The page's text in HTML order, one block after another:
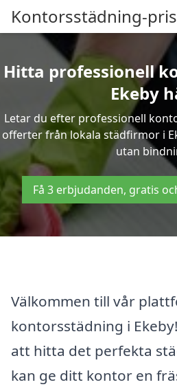
Kontorsstädning-
Hitta professionell
Ekeby
Letar du efter professionell
offerter från lokala städfirmor i
utan
Få 3 erbjudanden, gratis
Välkommen till vår
kontorsstädning i
att hitta det perfekta
kan ge ditt kontor en